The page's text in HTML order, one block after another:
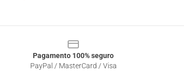
Pagamento 100% seguro
PayPal / MasterCard / Visa